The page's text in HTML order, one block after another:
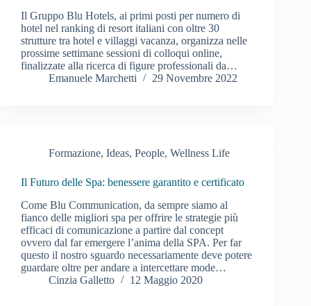
Il Gruppo Blu Hotels, ai primi posti per numero di
hotel nel ranking di resort italiani con oltre 30
strutture tra hotel e villaggi vacanza, organizza nelle
prossime settimane sessioni di colloqui online,
finalizzate alla ricerca di figure professionali da…
Emanuele Marchetti
29 Novembre 2022
Formazione, Ideas, People, Wellness Life
Il Futuro delle Spa: benessere garantito e certificato
Come Blu Communication, da sempre siamo al
fianco delle migliori spa per offrire le strategie più
efficaci di comunicazione a partire dal concept
ovvero dal far emergere l’anima della SPA. Per far
questo il nostro sguardo necessariamente deve potere
guardare oltre per andare a intercettare mode…
Cinzia Galletto
12 Maggio 2020